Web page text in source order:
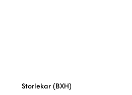
Storlekar (BXH)